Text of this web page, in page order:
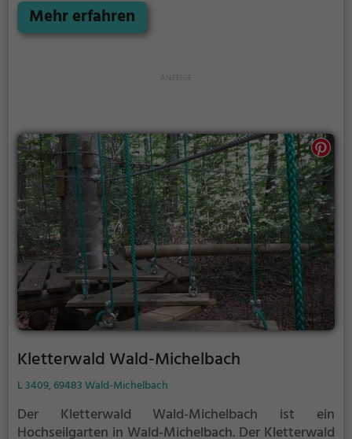
dem Erdboden erwartet dich eine Welt voller
Abenteuer und Erlebnis. Der Kletterwald Viernheim
Mehr erfahren
Kletterwald Wald-Michelbach
L 3409, 69483 Wald-Michelbach
Der Kletterwald Wald-Michelbach ist ein
Hochseilgarten in Wald-Michelbach. Der Kletterwald